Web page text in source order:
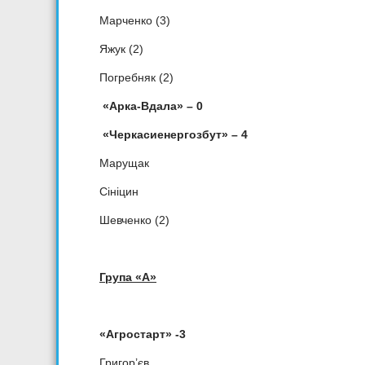
Марченко (3)
Яжук (2)
Погребняк (2)
«Арка-Вдала» – 0
«Черкасиенергозбут» – 4
Марущак
Сініцин
Шевченко (2)
Група «А»
«Агростарт» -3
Григор’єв